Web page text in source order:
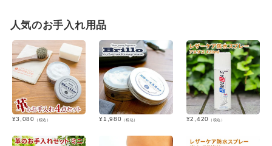
人気のお手入れ用品
¥3,080 （税込） ¥1,980 （税込） ¥2,420 （税込）